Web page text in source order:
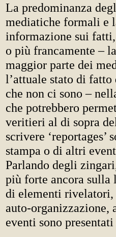
La predominanza
mediatiche formali e
informazione sui
o più francamente –
maggior parte dei
l’attuale stato di
che non ci sono –
che potrebbero
veritieri al di sopra
scrivere
stampa o di altri
Parlando degli
più forte ancora sulla
di elementi
auto-
eventi sono